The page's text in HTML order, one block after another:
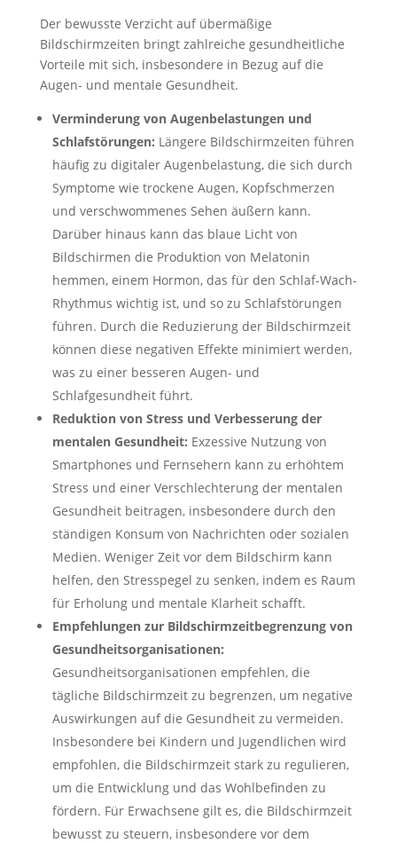
Der bewusste Verzicht auf übermäßige
Bildschirmzeiten bringt zahlreiche gesundheitliche
Vorteile mit sich, insbesondere in Bezug auf die
Augen- und mentale Gesundheit.
Verminderung von Augenbelastungen und
Schlafstörungen: Längere Bildschirmzeiten führen
häufig zu digitaler Augenbelastung, die sich durch
Symptome wie trockene Augen, Kopfschmerzen
und verschwommenes Sehen äußern kann.
Darüber hinaus kann das blaue Licht von
Bildschirmen die Produktion von Melatonin
hemmen, einem Hormon, das für den Schlaf-Wach-
Rhythmus wichtig ist, und so zu Schlafstörungen
führen. Durch die Reduzierung der Bildschirmzeit
können diese negativen Effekte minimiert werden,
was zu einer besseren Augen- und
Schlafgesundheit führt.
Reduktion von Stress und Verbesserung der
mentalen Gesundheit: Exzessive Nutzung von
Smartphones und Fernsehern kann zu erhöhtem
Stress und einer Verschlechterung der mentalen
Gesundheit beitragen, insbesondere durch den
ständigen Konsum von Nachrichten oder sozialen
Medien. Weniger Zeit vor dem Bildschirm kann
helfen, den Stresspegel zu senken, indem es Raum
für Erholung und mentale Klarheit schafft.
Empfehlungen zur Bildschirmzeitbegrenzung von
Gesundheitsorganisationen:
Gesundheitsorganisationen empfehlen, die
tägliche Bildschirmzeit zu begrenzen, um negative
Auswirkungen auf die Gesundheit zu vermeiden.
Insbesondere bei Kindern und Jugendlichen wird
empfohlen, die Bildschirmzeit stark zu regulieren,
um die Entwicklung und das Wohlbefinden zu
fördern. Für Erwachsene gilt es, die Bildschirmzeit
bewusst zu steuern, insbesondere vor dem